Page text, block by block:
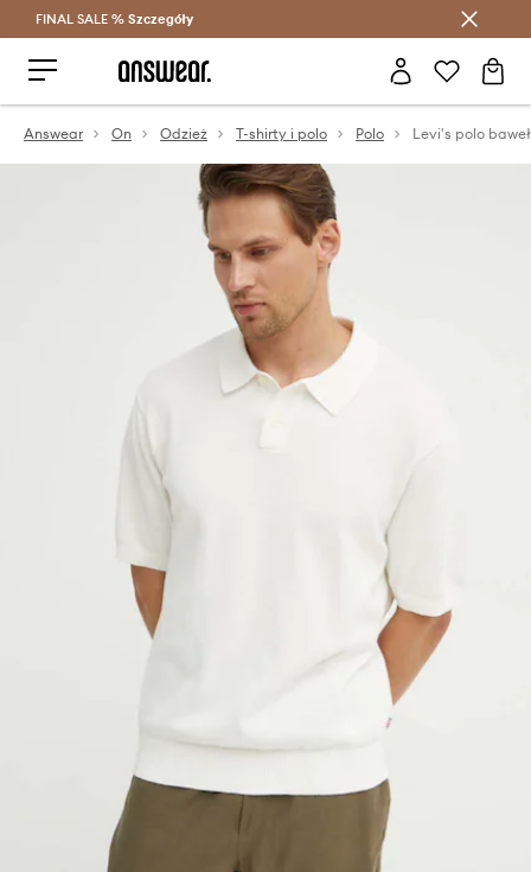
Oszczędzaj z Answear Club >
FINAL SALE % Szczegóły
Answear On Odzież T-shirty i polo Polo Levi's polo